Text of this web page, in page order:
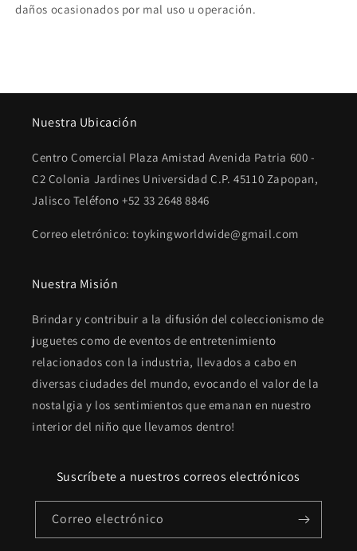
daños ocasionados por mal uso u operación.
Nuestra Ubicación
Centro Comercial Plaza Amistad Avenida Patria 600 -
C2 Colonia Jardines Universidad C.P. 45110 Zapopan,
Jalisco Teléfono +52 33 2648 8846
Correo eletrónico: toykingworldwide@gmail.com
Nuestra Misión
Brindar y contribuir a la difusión del coleccionismo de
juguetes como de eventos de entretenimiento
relacionados con la industria, llevados a cabo en
diversas ciudades del mundo, evocando el valor de la
nostalgia y los sentimientos que emanan en nuestro
interior del niño que llevamos dentro!
Suscríbete a nuestros correos electrónicos
Correo electrónico